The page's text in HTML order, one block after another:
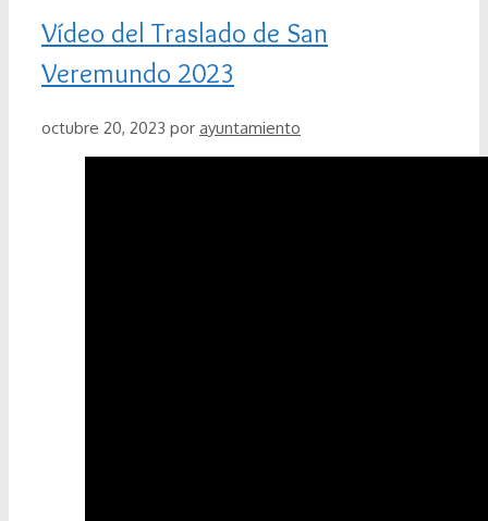
Vídeo del Traslado de San
Veremundo 2023
octubre 20, 2023 por ayuntamiento